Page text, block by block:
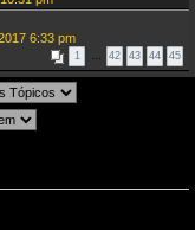
6:33 pm
1 … 42 43 44 45